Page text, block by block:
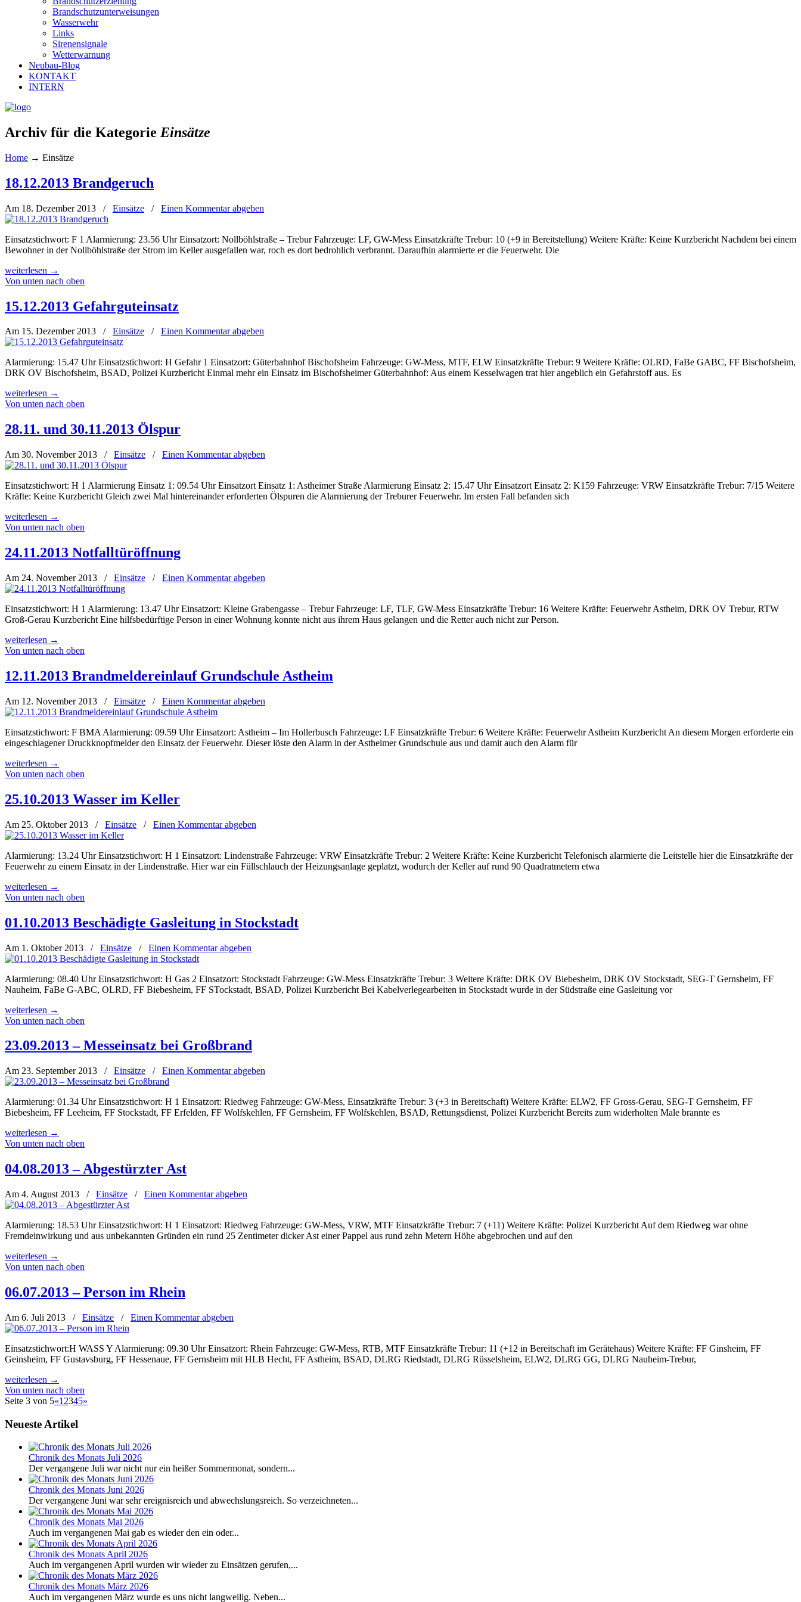
Brandschutzunterweisungen
Wasserwehr
Links
Sirenensignale
Wetterwarnung
Neubau-Blog
KONTAKT
INTERN
Archiv für die Kategorie Einsätze
Home → Einsätze
18.12.2013 Brandgeruch
Am 18. Dezember 2013 / Einsätze / Einen Kommentar abgeben
Einsatzstichwort: F 1 Alarmierung: 23.56 Uhr Einsatzort: Nollböhlstraße – Trebur Fahrzeuge: LF, GW-Mess Einsatzkräfte Trebur: 10 (+9 in Bereitstellung) Weitere Kräfte: Keine Kurzbericht Nachdem bei einem
Bewohner in der Nollböhlstraße der Strom im Keller ausgefallen war, roch es dort bedrohlich verbrannt. Daraufhin alarmierte er die Feuerwehr. Die
weiterlesen →
Von unten nach oben
15.12.2013 Gefahrguteinsatz
Am 15. Dezember 2013 / Einsätze / Einen Kommentar abgeben
Alarmierung: 15.47 Uhr Einsatzstichwort: H Gefahr 1 Einsatzort: Güterbahnhof Bischofsheim Fahrzeuge: GW-Mess, MTF, ELW Einsatzkräfte Trebur: 9 Weitere Kräfte: OLRD, FaBe GABC, FF Bischofsheim,
DRK OV Bischofsheim, BSAD, Polizei Kurzbericht Einmal mehr ein Einsatz im Bischofsheimer Güterbahnhof: Aus einem Kesselwagen trat hier angeblich ein Gefahrstoff aus. Es
weiterlesen →
Von unten nach oben
28.11. und 30.11.2013 Ölspur
Am 30. November 2013 / Einsätze / Einen Kommentar abgeben
Einsatzstichwort: H 1 Alarmierung Einsatz 1: 09.54 Uhr Einsatzort Einsatz 1: Astheimer Straße Alarmierung Einsatz 2: 15.47 Uhr Einsatzort Einsatz 2: K159 Fahrzeuge: VRW Einsatzkräfte Trebur: 7/15 Weitere
Kräfte: Keine Kurzbericht Gleich zwei Mal hintereinander erforderten Ölspuren die Alarmierung der Treburer Feuerwehr. Im ersten Fall befanden sich
weiterlesen →
Von unten nach oben
24.11.2013 Notfalltüröffnung
Am 24. November 2013 / Einsätze / Einen Kommentar abgeben
Einsatzstichwort: H 1 Alarmierung: 13.47 Uhr Einsatzort: Kleine Grabengasse – Trebur Fahrzeuge: LF, TLF, GW-Mess Einsatzkräfte Trebur: 16 Weitere Kräfte: Feuerwehr Astheim, DRK OV Trebur, RTW
Groß-Gerau Kurzbericht Eine hilfsbedürftige Person in einer Wohnung konnte nicht aus ihrem Haus gelangen und die Retter auch nicht zur Person.
weiterlesen →
Von unten nach oben
12.11.2013 Brandmeldereinlauf Grundschule Astheim
Am 12. November 2013 / Einsätze / Einen Kommentar abgeben
Einsatzstichwort: F BMA Alarmierung: 09.59 Uhr Einsatzort: Astheim – Im Hollerbusch Fahrzeuge: LF Einsatzkräfte Trebur: 6 Weitere Kräfte: Feuerwehr Astheim Kurzbericht An diesem Morgen erforderte ein
eingeschlagener Druckknopfmelder den Einsatz der Feuerwehr. Dieser löste den Alarm in der Astheimer Grundschule aus und damit auch den Alarm für
weiterlesen →
Von unten nach oben
25.10.2013 Wasser im Keller
Am 25. Oktober 2013 / Einsätze / Einen Kommentar abgeben
Alarmierung: 13.24 Uhr Einsatzstichwort: H 1 Einsatzort: Lindenstraße Fahrzeuge: VRW Einsatzkräfte Trebur: 2 Weitere Kräfte: Keine Kurzbericht Telefonisch alarmierte die Leitstelle hier die Einsatzkräfte der
Feuerwehr zu einem Einsatz in der Lindenstraße. Hier war ein Füllschlauch der Heizungsanlage geplatzt, wodurch der Keller auf rund 90 Quadratmetern etwa
weiterlesen →
Von unten nach oben
01.10.2013 Beschädigte Gasleitung in Stockstadt
Am 1. Oktober 2013 / Einsätze / Einen Kommentar abgeben
Alarmierung: 08.40 Uhr Einsatzstichwort: H Gas 2 Einsatzort: Stockstadt Fahrzeuge: GW-Mess Einsatzkräfte Trebur: 3 Weitere Kräfte: DRK OV Biebesheim, DRK OV Stockstadt, SEG-T Gernsheim, FF
Nauheim, FaBe G-ABC, OLRD, FF Biebesheim, FF STockstadt, BSAD, Polizei Kurzbericht Bei Kabelverlegearbeiten in Stockstadt wurde in der Südstraße eine Gasleitung vor
weiterlesen →
Von unten nach oben
23.09.2013 – Messeinsatz bei Großbrand
Am 23. September 2013 / Einsätze / Einen Kommentar abgeben
Alarmierung: 01.34 Uhr Einsatzstichwort: H 1 Einsatzort: Riedweg Fahrzeuge: GW-Mess, Einsatzkräfte Trebur: 3 (+3 in Bereitschaft) Weitere Kräfte: ELW2, FF Gross-Gerau, SEG-T Gernsheim, FF
Biebesheim, FF Leeheim, FF Stockstadt, FF Erfelden, FF Wolfskehlen, FF Gernsheim, FF Wolfskehlen, BSAD, Rettungsdienst, Polizei Kurzbericht Bereits zum widerholten Male brannte es
weiterlesen →
Von unten nach oben
04.08.2013 – Abgestürzter Ast
Am 4. August 2013 / Einsätze / Einen Kommentar abgeben
Alarmierung: 18.53 Uhr Einsatzstichwort: H 1 Einsatzort: Riedweg Fahrzeuge: GW-Mess, VRW, MTF Einsatzkräfte Trebur: 7 (+11) Weitere Kräfte: Polizei Kurzbericht Auf dem Riedweg war ohne
Fremdeinwirkung und aus unbekannten Gründen ein rund 25 Zentimeter dicker Ast einer Pappel aus rund zehn Metern Höhe abgebrochen und auf den
weiterlesen →
Von unten nach oben
06.07.2013 – Person im Rhein
Am 6. Juli 2013 / Einsätze / Einen Kommentar abgeben
Einsatzstichwort:H WASS Y Alarmierung: 09.30 Uhr Einsatzort: Rhein Fahrzeuge: GW-Mess, RTB, MTF Einsatzkräfte Trebur: 11 (+12 in Bereitschaft im Gerätehaus) Weitere Kräfte: FF Ginsheim, FF
Geinsheim, FF Gustavsburg, FF Hessenaue, FF Gernsheim mit HLB Hecht, FF Astheim, BSAD, DLRG Riedstadt, DLRG Rüsselsheim, ELW2, DLRG GG, DLRG Nauheim-Trebur,
weiterlesen →
Von unten nach oben
Seite 3 von 5«1 2345»
Neueste Artikel
Chronik des Monats Juli 2026
Der vergangene Juli war nicht nur ein heißer Sommermonat, sondern...
Chronik des Monats Juni 2026
Der vergangene Juni war sehr ereignisreich und abwechslungsreich. So verzeichneten...
Chronik des Monats Mai 2026
Auch im vergangenen Mai gab es wieder den ein oder...
Chronik des Monats April 2026
Auch im vergangenen April wurden wir wieder zu Einsätzen gerufen,...
Chronik des Monats März 2026
Auch im vergangenen März wurde es uns nicht langweilig. Neben...